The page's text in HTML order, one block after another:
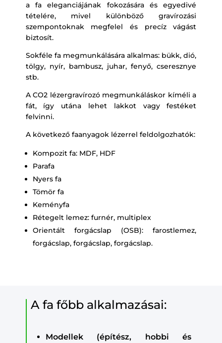
a fa eleganciájának fokozására és egyedivé
tételére, mivel különböző gravírozási
szempontoknak megfelel és precíz vágást
biztosít.
Sokféle fa megmunkálására alkalmas: bükk, dió,
tölgy, nyír, bambusz, juhar, fenyő, cseresznye
stb.
A CO2 lézergravírozó megmunkáláskor kíméli a
fát, így utána lehet lakkot vagy festéket
felvinni.
A következő faanyagok lézerrel feldolgozhatók:
Kompozit fa: MDF, HDF
Parafa
Nyers fa
Tömör fa
Keményfa
Rétegelt lemez: furnér, multiplex
Orientált forgácslap (OSB): farostlemez,
forgácslap, forgácslap, forgácslap.
A fa főbb alkalmazásai:
Modellek (építész, hobbi és